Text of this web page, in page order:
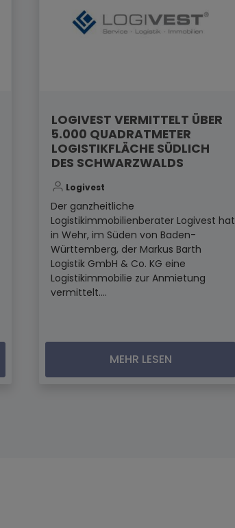
LOGIVEST VERMITTELT ÜBER
5.000 QUADRATMETER
LOGISTIKFLÄCHE SÜDLICH
DES SCHWARZWALDS
Logivest
Der ganzheitliche
Logistikimmobilienberater Logivest hat
in Wehr, im Süden von Baden-
Württemberg, der Markus Barth
Logistik GmbH & Co. KG eine
Logistikimmobilie zur Anmietung
vermittelt....
MEHR LESEN